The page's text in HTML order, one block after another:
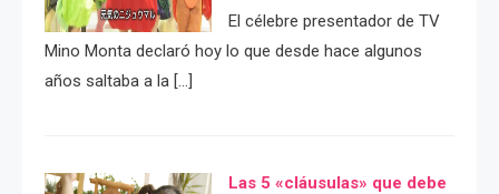
El célebre presentador de TV
Mino Monta declaró hoy lo que desde hace algunos
años saltaba a la […]
Las 5 «cláusulas» que debe